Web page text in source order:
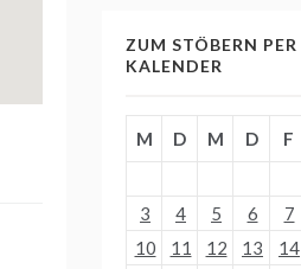
ZUM STÖBERN PER
KALENDER
M D M D F
3
4 5 6 7
10
11 12 13 14